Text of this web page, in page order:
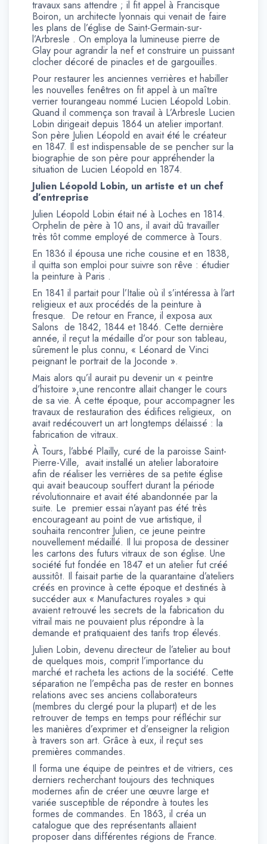
travaux sans attendre ; il fit appel à Francisque
Boiron, un architecte lyonnais qui venait de faire
les plans de l’église de Saint-Germain-sur-
l’Arbresle . On employa la lumineuse pierre de
Glay pour agrandir la nef et construire un puissant
clocher décoré de pinacles et de gargouilles.
Pour restaurer les anciennes verrières et habiller
les nouvelles fenêtres on fit appel à un maître
verrier tourangeau nommé Lucien Léopold Lobin.
Quand il commença son travail à L’Arbresle Lucien
Lobin dirigeait depuis 1864 un atelier important.
Son père Julien Léopold en avait été le créateur
en 1847. Il est indispensable de se pencher sur la
biographie de son père pour appréhender la
situation de Lucien Léopold en 1874.
Julien Léopold Lobin, un artiste et un chef
d’entreprise
Julien Léopold Lobin était né à Loches en 1814.
Orphelin de père à 10 ans, il avait dû travailler
très tôt comme employé de commerce à Tours.
En 1836 il épousa une riche cousine et en 1838,
il quitta son emploi pour suivre son rêve : étudier
la peinture à Paris .
En 1841 il partait pour l’Italie où il s’intéressa à l’art
religieux et aux procédés de la peinture à
fresque. De retour en France, il exposa aux
Salons de 1842, 1844 et 1846. Cette dernière
année, il reçut la médaille d’or pour son tableau,
sûrement le plus connu, « Léonard de Vinci
peignant le portrait de la Joconde ».
Mais alors qu’il aurait pu devenir un « peintre
d’histoire »,une rencontre allait changer le cours
de sa vie. À cette époque, pour accompagner les
travaux de restauration des édifices religieux, on
avait redécouvert un art longtemps délaissé : la
fabrication de vitraux.
À Tours, l’abbé Plailly, curé de la paroisse Saint-
Pierre-Ville, avait installé un atelier laboratoire
afin de réaliser les verrières de sa petite église
qui avait beaucoup souffert durant la période
révolutionnaire et avait été abandonnée par la
suite. Le premier essai n’ayant pas été très
encourageant au point de vue artistique, il
souhaita rencontrer Julien, ce jeune peintre
nouvellement médaillé. Il lui proposa de dessiner
les cartons des futurs vitraux de son église. Une
société fut fondée en 1847 et un atelier fut créé
aussitôt. Il faisait partie de la quarantaine d’ateliers
créés en province à cette époque et destinés à
succéder aux « Manufactures royales » qui
avaient retrouvé les secrets de la fabrication du
vitrail mais ne pouvaient plus répondre à la
demande et pratiquaient des tarifs trop élevés.
Julien Lobin, devenu directeur de l’atelier au bout
de quelques mois, comprit l’importance du
marché et racheta les actions de la société. Cette
séparation ne l’empêcha pas de rester en bonnes
relations avec ses anciens collaborateurs
(membres du clergé pour la plupart) et de les
retrouver de temps en temps pour réfléchir sur
les manières d’exprimer et d’enseigner la religion
à travers son art. Grâce à eux, il reçut ses
premières commandes.
Il forma une équipe de peintres et de vitriers, ces
derniers recherchant toujours des techniques
modernes afin de créer une œuvre large et
variée susceptible de répondre à toutes les
formes de commandes. En 1863, il créa un
catalogue que des représentants allaient
proposer dans différentes régions de France.